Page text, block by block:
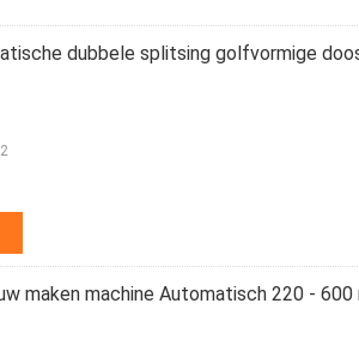
dubbele splitsing golfvormige
maken machine Automatisch 220 -